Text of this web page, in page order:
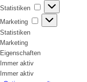
Statistiken Statistiken
Marketing
Marketing
Statistiken
Marketing
Eigenschaften
Immer aktiv
Immer aktiv